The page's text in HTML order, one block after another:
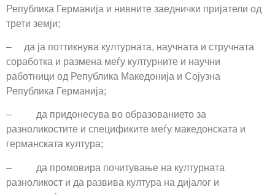
Република Германија и нивните заеднички пријатели од
трети земји;
– да ја поттикнува културната, научната и стручната
соработка и размена меѓу културните и научни
работници од Република Македонија и Сојузна
Република Германија;
– да придонесува во образованието за
разноликостите и спецификите меѓу македонската и
германската култура;
– да промовира почитување на културната
разноликост и да развива култура на дијалог и